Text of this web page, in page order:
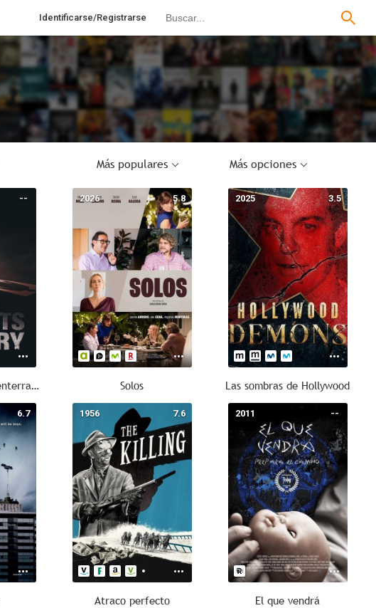
Identificarse/Registrarse
Más populares Más opciones
--
Los secretos que enterramos
5.8
2026
Solos
3.5
2025
Las sombras de Hollywood
6.7 7.6
1956
Atraco perfecto
--
2011
El que vendrá